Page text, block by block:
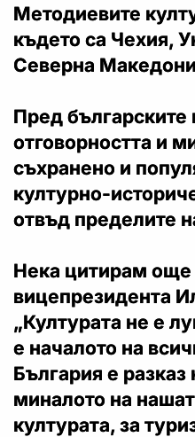
Методиевите
където са Чехия,
Северна
Пред българските
отговорността и
съхранено и
културно-
отвъд пределите
Нека цитирам още
вицепрезидента
„Културата не е
е началото на
България е разказ
миналото на
културата, за